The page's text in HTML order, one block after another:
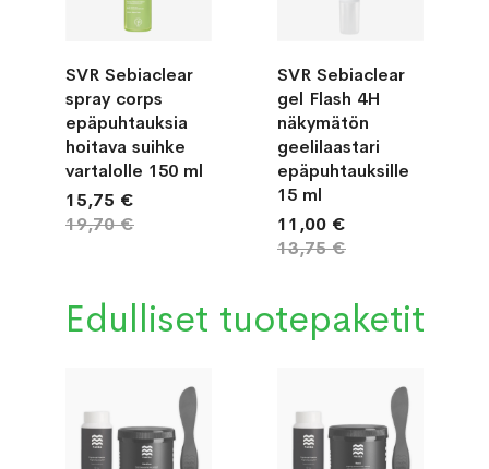
SVR Sebiaclear
spray corps
epäpuhtauksia
hoitava suihke
vartalolle 150 ml
15,75 €
19,70 €
SVR Sebiaclear
gel Flash 4H
näkymätön
geelilaastari
epäpuhtauksille
15 ml
11,00 €
13,75 €
Edulliset tuotepaketit